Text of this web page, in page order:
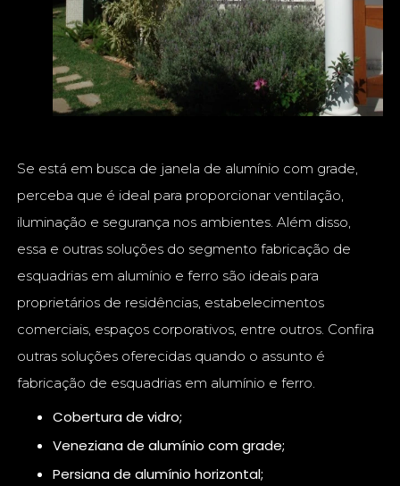
Se está em busca de janela de alumínio com grade,
perceba que é ideal para proporcionar ventilação,
iluminação e segurança nos ambientes. Além disso,
essa e outras soluções do segmento fabricação de
esquadrias em alumínio e ferro são ideais para
proprietários de residências, estabelecimentos
comerciais, espaços corporativos, entre outros. Confira
outras soluções oferecidas quando o assunto é
fabricação de esquadrias em alumínio e ferro.
cobertura de vidro;
veneziana de alumínio com grade;
persiana de alumínio horizontal;